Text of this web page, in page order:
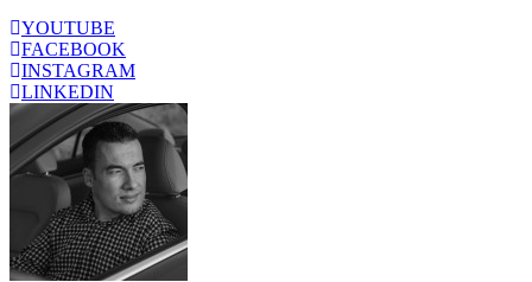
YOUTUBE
FACEBOOK
INSTAGRAM
LINKEDIN